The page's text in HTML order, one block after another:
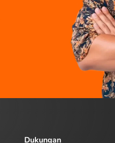
Dukungan